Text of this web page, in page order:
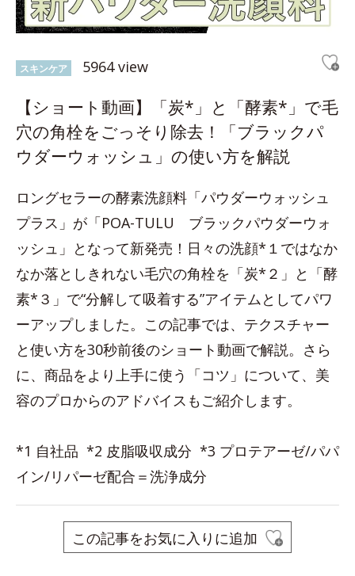
スキンケア 5964 view
【ショート動画】「炭*」と「酵素*」で毛
穴の角栓をごっそり除去！「ブラックパ
ウダーウォッシュ」の使い方を解説
ロングセラーの酵素洗顔料「パウダーウォッシュ
プラス」が「POA-TULU ブラックパウダーウォ
ッシュ」となって新発売！日々の洗顔*１ではなか
なか落としきれない毛穴の角栓を「炭*２」と「酵
素*３」で“分解して吸着する”アイテムとしてパワ
ーアップしました。この記事では、テクスチャー
と使い方を30秒前後のショート動画で解説。さら
に、商品をより上手に使う「コツ」について、美
容のプロからのアドバイスもご紹介します。
*1 自社品 *2 皮脂吸収成分 *3 プロテアーゼ/パパ
イン/リパーゼ配合＝洗浄成分
この記事をお気に入りに追加